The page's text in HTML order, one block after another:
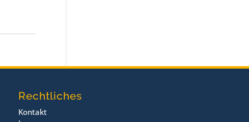
Rechtliches
Kontakt